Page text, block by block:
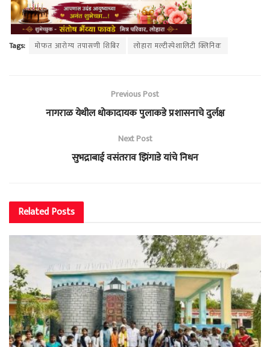
Tags: मोफत आरोग्य तपासणी शिबिर लोहारा मल्टीस्पेशालिटी क्लिनिक
Previous Post
नागराळ येथील धोकादायक पुलाकडे प्रशासनाचे दुर्लक्ष
Next Post
सुभद्राबाई वसंतराव झिंगाडे यांचे निधन
RelatedPosts